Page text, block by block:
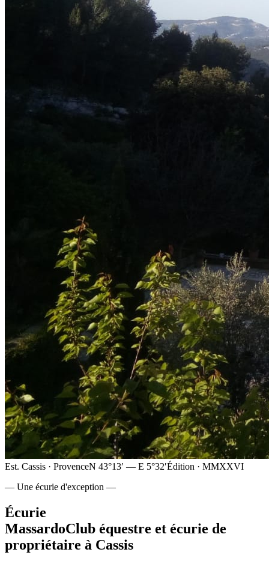
Est. Cassis · ProvenceN 43°13′ — E 5°32′Édition · MMXXVI
— Une écurie d'exception —
Écurie
MassardoClub équestre et écurie de
propriétaire à Cassis